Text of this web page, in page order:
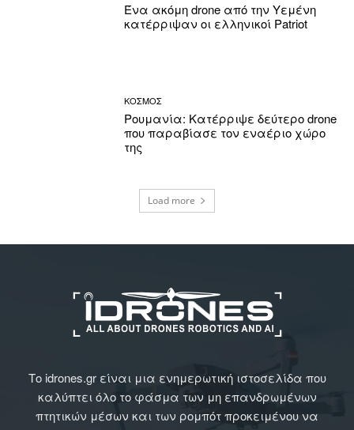
Ένα ακόμη drone από την Υεμένη
κατέρριψαν οι ελληνικοί Patriot
ΚΟΣΜΟΣ
Ρουμανία: Κατέρριψε δεύτερο drone
που παραβίασε τον εναέριο χώρο
της
Load more
Το idrones.gr είναι μια ενημερωτική ιστοσελίδα που
καλύπτει όλο το φάσμα των μη επανδρωμένων
πτητικών μέσων και των ρομπότ προκειμένου να